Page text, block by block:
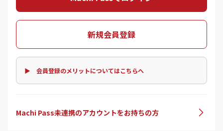
新規会員登録
▶ 会員登録のメリットについてはこちらへ
Machi Pass未連携のアカウントをお持ちの方